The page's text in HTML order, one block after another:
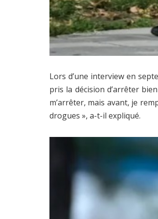
Lors d’une interview en
pris la décision d’arrêter
m’arrêter, mais avant, je
drogues », a-t-il expliqué.